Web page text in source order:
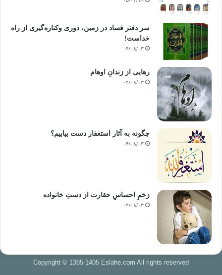
سر دفتر فساد در زمین‌، دوری وکناره‌گیری از راه
خداست‌!
۰۴/۰۸/۰۳
رهایی از زندانِ اوهام
۰۴/۰۸/۰۳
چگونه به آثار استغفار دست بیابیم؟
۰۴/۰۸/۰۳
زخمِ احساسِ حقارت از دستِ خانواده
۰۴/۰۸/۰۳
Copyright © 1385-1405 Eslahe.com All rights reserved